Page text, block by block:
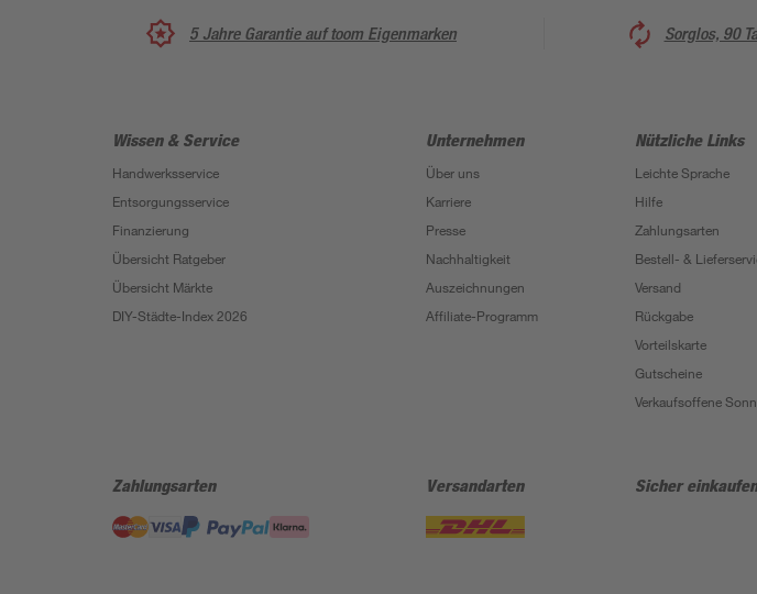
5 Jahre Garantie auf toom Eigenmarken Sorglos, 90
Wissen & Service
Handwerksservice
Entsorgungsservice
Finanzierung
Übersicht Ratgeber
Übersicht Märkte
DIY-Städte-Index 2026
Unternehmen
Über uns
Karriere
Presse
Nachhaltigkeit
Auszeichnungen
Affiliate-Programm
Nützliche Links
Leichte Sprache
Hilfe
Zahlungsarten
Bestell- &
Versand
Rückgabe
Vorteilskarte
Gutscheine
Verkaufsoffene
Zahlungsarten Versandarten Sicher